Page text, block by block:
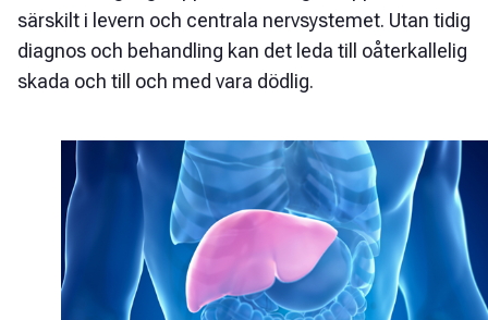
särskilt i levern och centrala nervsystemet. Utan tidig
diagnos och behandling kan det leda till oåterkallelig
skada och till och med vara dödlig.